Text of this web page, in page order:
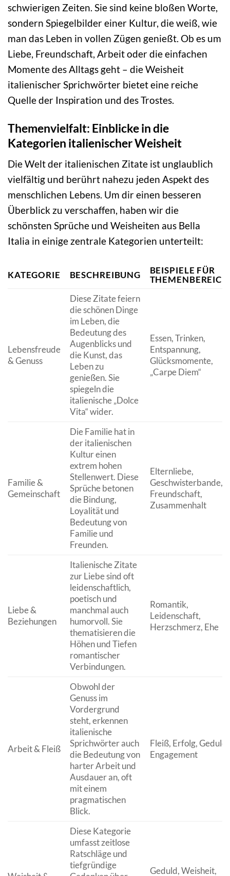
schwierigen Zeiten. Sie sind keine bloßen Worte,
sondern Spiegelbilder einer Kultur, die weiß, wie
man das Leben in vollen Zügen genießt. Ob es um
Liebe, Freundschaft, Arbeit oder die einfachen
Momente des Alltags geht – die Weisheit
italienischer Sprichwörter bietet eine reiche
Quelle der Inspiration und des Trostes.
Themenvielfalt: Einblicke in die
Kategorien italienischer Weisheit
Die Welt der italienischen Zitate ist unglaublich
vielfältig und berührt nahezu jeden Aspekt des
menschlichen Lebens. Um dir einen besseren
Überblick zu verschaffen, haben wir die
schönsten Sprüche und Weisheiten aus Bella
Italia in einige zentrale Kategorien unterteilt:
KATEGORIE BESCHREIBUNG
BEISPIELE FÜR
Lebensfreude
& Genuss
Diese Zitate feiern
die schönen Dinge
im Leben, die
Bedeutung des
Augenblicks und
die Kunst, das
Leben zu
genießen. Sie
spiegeln die
italienische „Dolce
Vita“ wider.
Essen, Trinken,
Entspannung,
Glücksmomente,
„Carpe Diem“
Familie &
Gemeinschaft
Die Familie hat in
der italienischen
Kultur einen
extrem hohen
Stellenwert. Diese
Sprüche betonen
die Bindung,
Loyalität und
Bedeutung von
Familie und
Freunden.
Elternliebe,
Geschwisterbande,
Freundschaft,
Zusammenhalt
Liebe &
Beziehungen
Italienische Zitate
zur Liebe sind oft
leidenschaftlich,
poetisch und
manchmal auch
humorvoll. Sie
thematisieren die
Höhen und Tiefen
romantischer
Verbindungen.
Romantik,
Leidenschaft,
Herzschmerz, Ehe
Arbeit & Fleiß
Obwohl der
Genuss im
Vordergrund
steht, erkennen
italienische
Sprichwörter auch
die Bedeutung von
harter Arbeit und
Ausdauer an, oft
mit einem
pragmatischen
Blick.
Fleiß, Erfolg, Geduld,
Engagement
Diese Kategorie
umfasst zeitlose
Ratschläge und
tiefgründige
Geduld, Weisheit,